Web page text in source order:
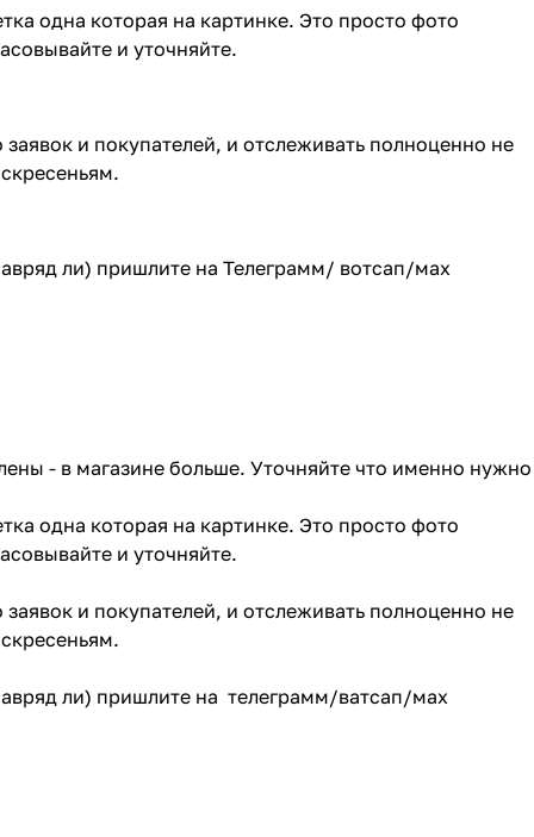
одна которая на картинке. Это просто фото
и уточняйте.
и покупателей, и отслеживать полноценно не
ли) пришлите на Телеграмм/ вотсап/мах
- в магазине больше. Уточняйте что именно нужно
одна которая на картинке. Это просто фото
и уточняйте.
и покупателей, и отслеживать полноценно не
ли) пришлите на телеграмм/ватсап/мах